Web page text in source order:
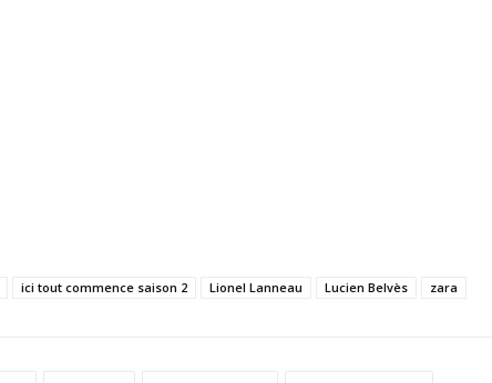
ici tout commence saison 2 Lionel Lanneau Lucien Belvès zara